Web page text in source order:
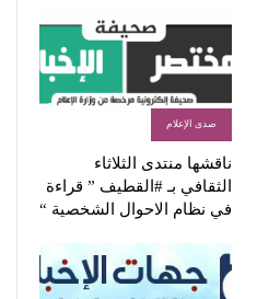
صدى الإعلام
ناقشها منتدى الثلاثاء
الثقافي بـ #القطيف ” قراءة
في نظام الاحوال الشخصية “